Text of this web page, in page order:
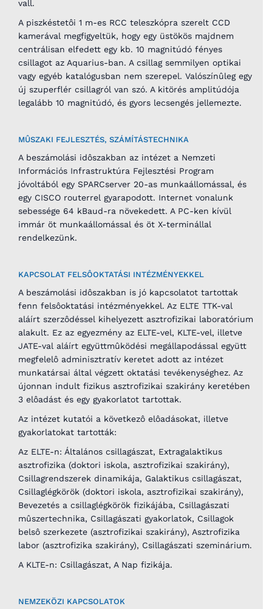
vall.
A piszkéstetôi 1 m-es RCC teleszkópra szerelt CCD
kamerával megfigyeltük, hogy egy üstökös majdnem
centrálisan elfedett egy kb. 10 magnitúdó fényes
csillagot az Aquarius-ban. A csillag semmilyen optikai
vagy egyéb katalógusban nem szerepel. Valószínûleg egy
új szuperflér csillagról van szó. A kitörés amplitúdója
legalább 10 magnitúdó, és gyors lecsengés jellemezte.
MÛSZAKI FEJLESZTÉS, SZÁMÍTÁSTECHNIKA
A beszámolási idôszakban az intézet a Nemzeti
Információs Infrastruktúra Fejlesztési Program
jóvoltából egy SPARCserver 20-as munkaállomással, és
egy CISCO routerrel gyarapodott. Internet vonalunk
sebessége 64 kBaud-ra növekedett. A PC-ken kívül
immár öt munkaállomással és öt X-terminállal
rendelkezünk.
KAPCSOLAT FELSÔOKTATÁSI INTÉZMÉNYEKKEL
A beszámolási idôszakban is jó kapcsolatot tartottak
fenn felsôoktatási intézményekkel. Az ELTE TTK-val
aláírt szerzôdéssel kihelyezett asztrofizikai laboratórium
alakult. Ez az egyezmény az ELTE-vel, KLTE-vel, illetve
JATE-val aláírt együttmûködési megállapodással együtt
megfelelô adminisztratív keretet adott az intézet
munkatársai által végzett oktatási tevékenységhez. Az
újonnan indult fizikus asztrofizikai szakirány keretében
3 elôadást és egy gyakorlatot tartottak.
Az intézet kutatói a következô elôadásokat, illetve
gyakorlatokat tartották:
Az ELTE-n: Általános csillagászat, Extragalaktikus
asztrofizika (doktori iskola, asztrofizikai szakirány),
Csillagrendszerek dinamikája, Galaktikus csillagászat,
Csillaglégkörök (doktori iskola, asztrofizikai szakirány),
Bevezetés a csillaglégkörök fizikájába, Csillagászati
mûszertechnika, Csillagászati gyakorlatok, Csillagok
belsô szerkezete (asztrofizikai szakirány), Asztrofizika
labor (asztrofizika szakirány), Csillagászati szeminárium.
A KLTE-n: Csillagászat, A Nap fizikája.
NEMZEKÖZI KAPCSOLATOK